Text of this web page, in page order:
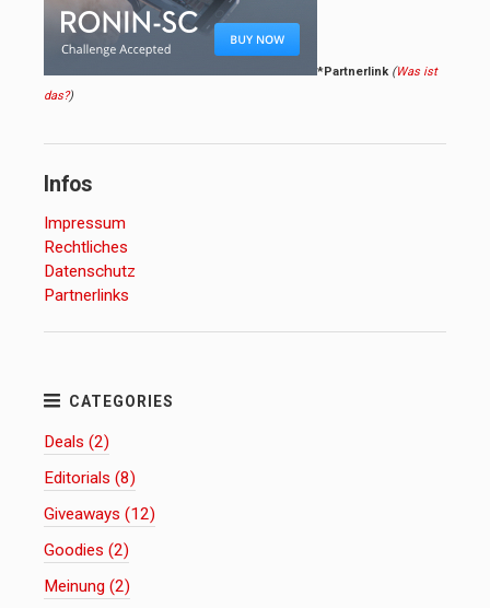
*Partnerlink (Was ist
das?)
Infos
Impressum
Rechtliches
Datenschutz
Partnerlinks
Deals (2)
Editorials (8)
Giveaways (12)
Goodies (2)
Meinung (2)